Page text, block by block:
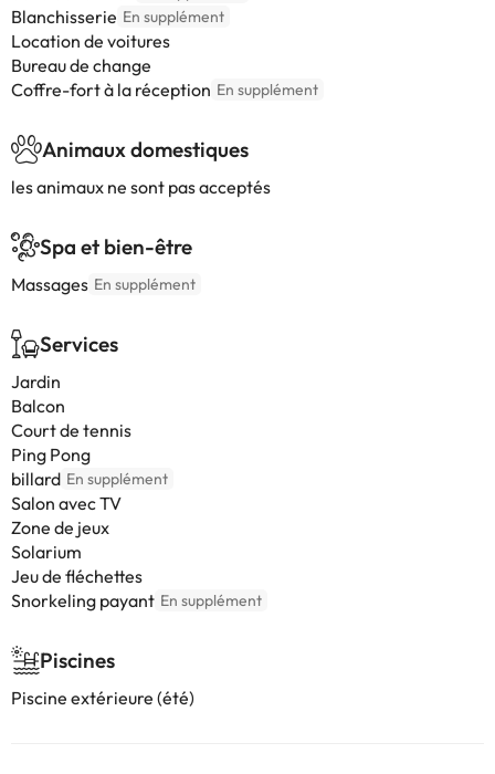
Blanchisserie En supplément
Location de voitures
Bureau de change
Coffre-fort à la réception En supplément
Animaux domestiques
les animaux ne sont pas acceptés
Spa et bien-être
Massages En supplément
Services
Jardin
Balcon
Court de tennis
Ping Pong
billard En supplément
Salon avec TV
Zone de jeux
Solarium
Jeu de fléchettes
Snorkeling payant En supplément
Piscines
Piscine extérieure (été)